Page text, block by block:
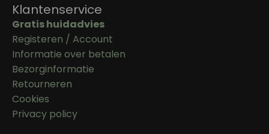
Klantenservice
Gratis huidadvies
Registeren / Account
Informatie over betalen
Bezorginformatie
Retourneren
Cookies
Privacy policy